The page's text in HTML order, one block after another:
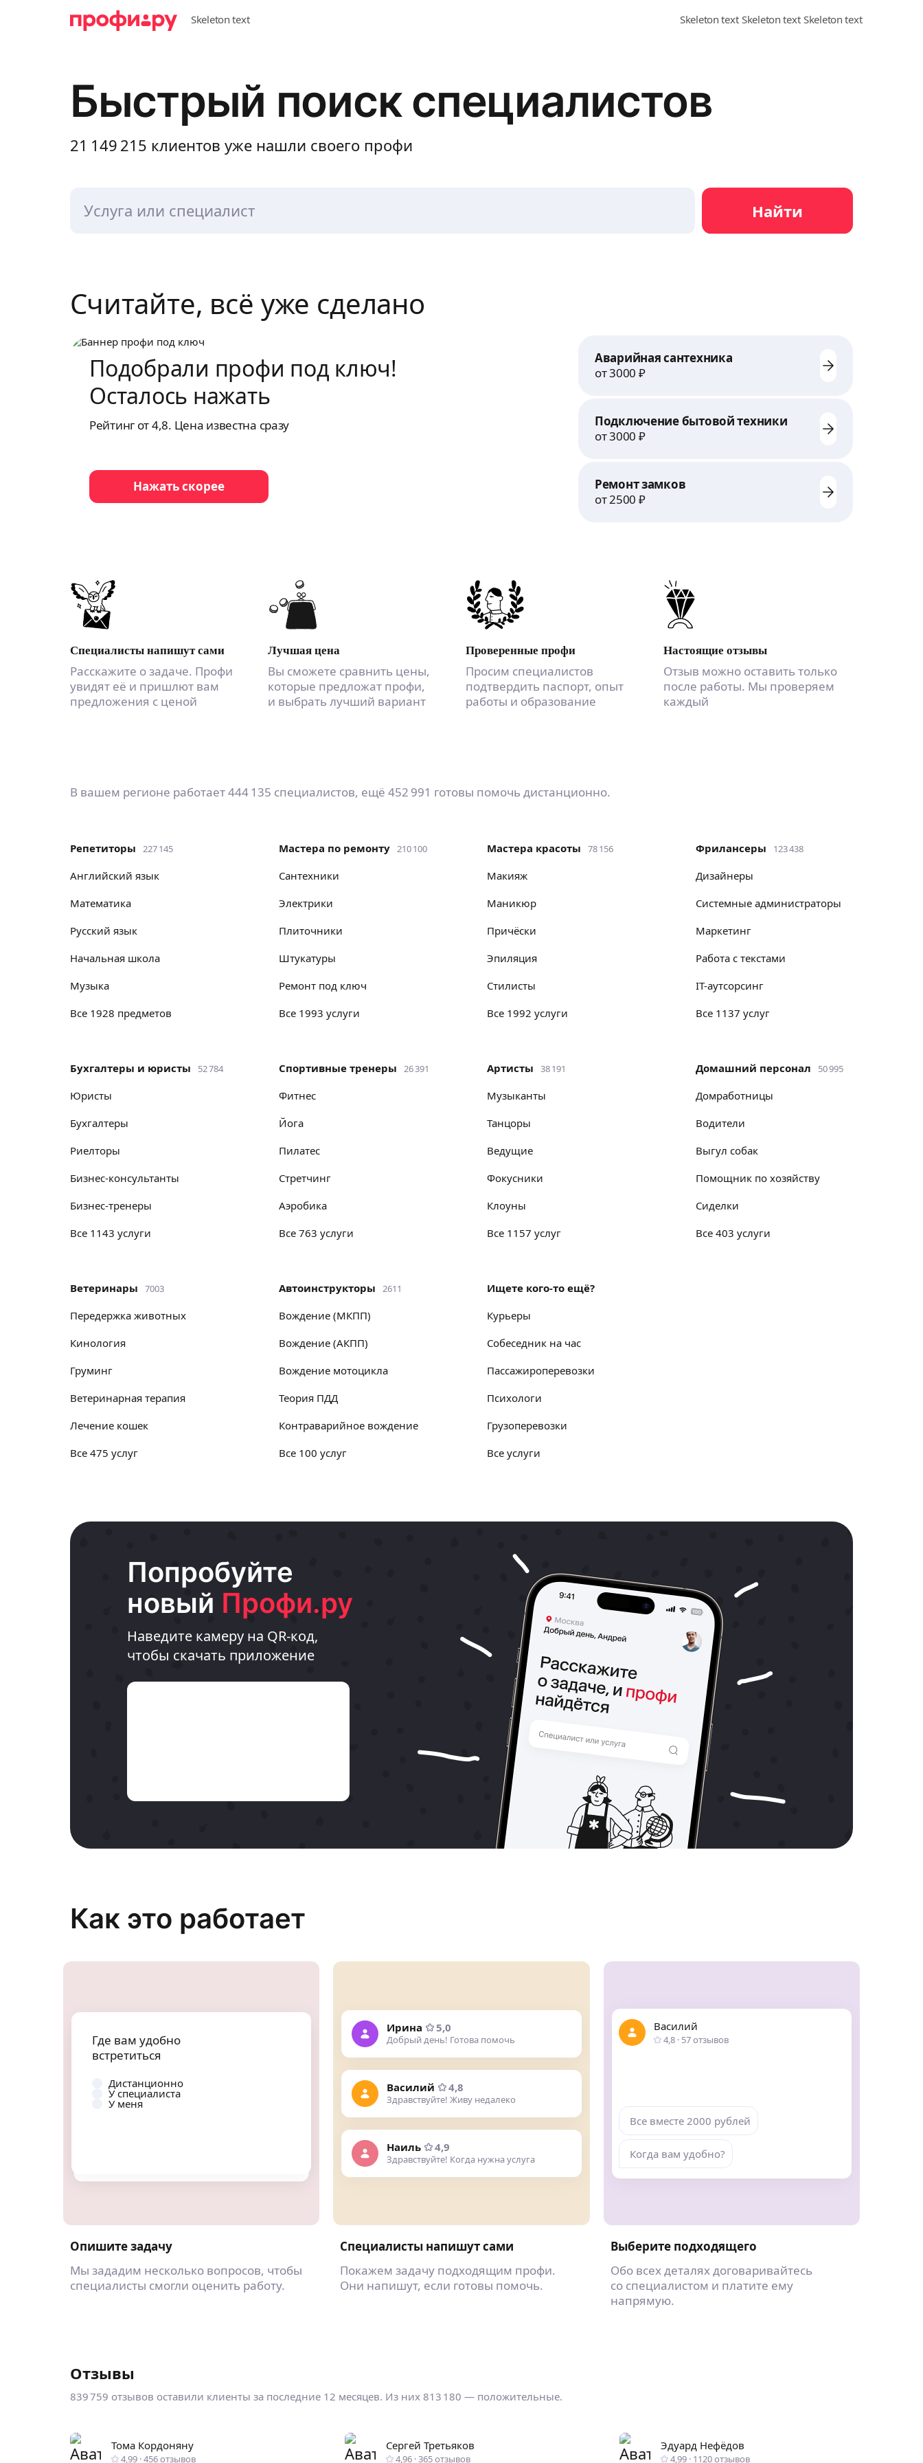
Быстрый поиск специалистов
21 149 215 клиентов уже нашли своего профи
Найти
Считайте, всё уже сделано
Подобрали профи под ключ!
Осталось нажать
Рейтинг от 4,8. Цена известна сразу
Нажать скорее
Аварийная сантехника
от 3000 ₽
Подключение бытовой техники
от 3000 ₽
Ремонт замков
от 2500 ₽
Специалисты напишут сами
Расскажите о задаче. Профи
увидят её и пришлют вам
предложения с ценой
Лучшая цена
Вы сможете сравнить цены,
которые предложат профи,
и выбрать лучший вариант
Проверенные профи
Просим специалистов
подтвердить паспорт, опыт
работы и образование
Настоящие отзывы
Отзыв можно оставить только
после работы. Мы проверяем
каждый
В вашем регионе работает444 135 специалистов, ещё 452 991 готовы помочь дистанционно.
репетиторы 227 145
английский язык
математика
русский язык
начальная школа
музыка
Все 1928 предметов
мастера по ремонту 210 100
сантехники
электрики
плиточники
штукатуры
ремонт под ключ
Все 1993 услуги
мастера красоты 78 156
макияж
маникюр
причёски
эпиляция
стилисты
Все 1992 услуги
Фрилансеры 123 438
дизайнеры
системные администраторы
маркетинг
работа с текстами
IT-аутсорсинг
Все 1137 услуг
Бухгалтеры и юристы 52 784
юристы
бухгалтеры
риелторы
бизнес-консультанты
бизнес-тренеры
Все 1143 услуги
спортивные тренеры 26 391
фитнес
йога
пилатес
стретчинг
аэробика
Все 763 услуги
Артисты 38 191
музыканты
танцоры
ведущие
фокусники
клоуны
Все 1157 услуг
Домашний персонал 50 995
домработницы
водители
выгул собак
помощник по хозяйству
сиделки
Все 403 услуги
Ветеринары 7003
передержка животных
кинология
груминг
ветеринарная терапия
лечение кошек
Все 475 услуг
Автоинструкторы 2611
вождение (МКПП)
вождение (АКПП)
вождение мотоцикла
теория ПДД
контраварийное вождение
Все 100 услуг
Ищете кого-то ещё?
курьеры
собеседник на час
пассажироперевозки
психологи
грузоперевозки
Все услуги
Попробуйте
новый Профи.ру
Наведите камеру на QR-код,
чтобы скачать приложение
Как это работает
Где вам удобно
встретиться
Дистанционно
У специалиста
У меня
Когда вам удобно
встретиться
Утром
Днем
Опишите задачу
Мы зададим несколько вопросов, чтобы
специалисты смогли оценить работу.
Ирина 5,0
Добрый день! Готова помочь
Василий 4,8
Здравствуйте! Живу недалеко
Наиль 4,9
Здравствуйте! Когда нужна услуга
Специалисты напишут сами
Покажем задачу подходящим профи.
Они напишут, если готовы помочь.
Василий
4,8 · 57отзывов
Все вместе 2000 рублей
Когда вам удобно?
Выберите подходящего
Обо всех деталях договаривайтесь
со специалистом и платите ему
напрямую.
Отзывы
839 759 отзывов оставили клиенты за последние 12 месяцев. Из них 813 180 — положительные.
Тома Кордоняну
4,99 ·456отзывов
Сергей Третьяков
4,96 · 365отзывов
Эдуард Нефёдов
4,99 · 1120отзывов